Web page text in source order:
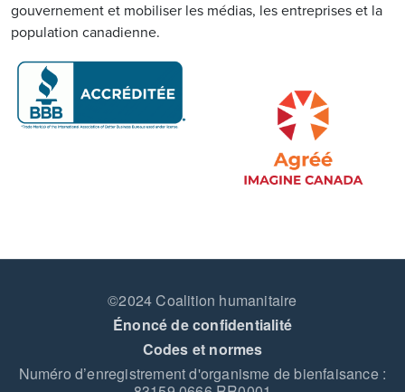
gouvernement et mobiliser les médias, les entreprises et la
population canadienne.
Image
©2024 Coalition humanitaire
Énoncé de confidentialité
Codes et normes
Numéro d’enregistrement d'organisme de bienfaisance :